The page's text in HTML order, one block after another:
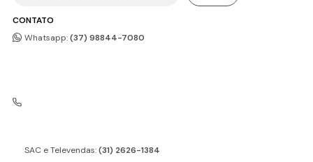
CONTATO
Whatsapp:(37) 98844-7080
SAC e Televendas:(31) 2626-1384